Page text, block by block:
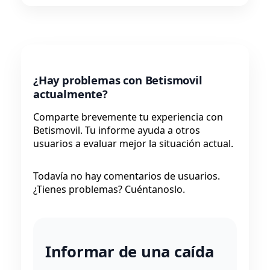
¿Hay problemas con Betismovil
actualmente?
Comparte brevemente tu experiencia con
Betismovil. Tu informe ayuda a otros
usuarios a evaluar mejor la situación actual.
Todavía no hay comentarios de usuarios.
¿Tienes problemas? Cuéntanoslo.
Informar de una caída